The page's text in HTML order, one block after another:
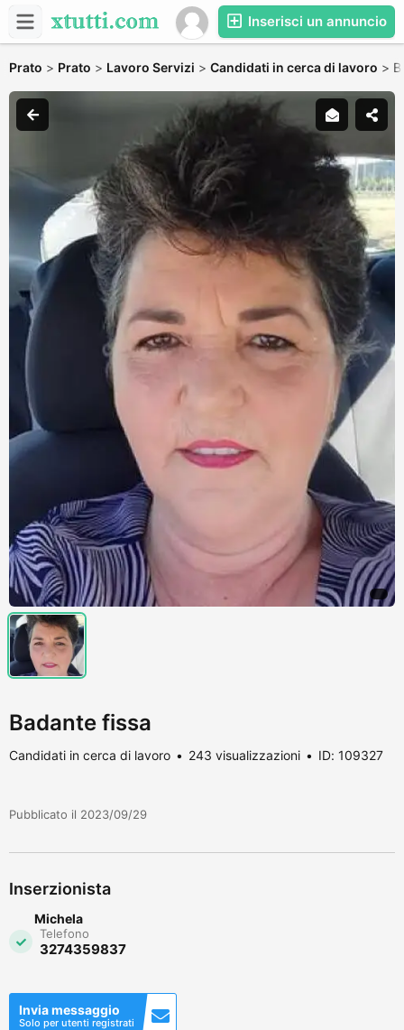
Inserisci un annuncio
Prato > Prato > Lavoro Servizi > Candidati in cerca di lavoro >
Badante fissa
Candidati in cerca di lavoro 243 visualizzazioni ID: 109327
Pubblicato il 2023/09/29
Inserzionista
Michela
Telefono
3274359837
Invia messaggio
Solo per utenti registrati